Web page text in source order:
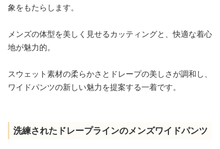
象をもたらします。
メンズの体型を美しく見せるカッティングと、快適な着心
地が魅力的。
スウェット素材の柔らかさとドレープの美しさが調和し、
ワイドパンツの新しい魅力を提案する一着です。
洗練されたドレープラインのメンズワイドパンツ